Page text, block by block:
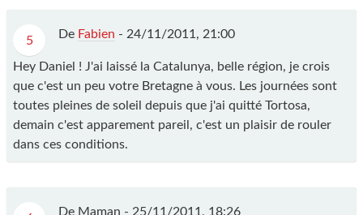
5 De Fabien - 24/11/2011, 21:00
Hey Daniel ! J'ai laissé la Catalunya, belle région, je crois
que c'est un peu votre Bretagne à vous. Les journées sont
toutes pleines de soleil depuis que j'ai quitté Tortosa,
demain c'est apparement pareil, c'est un plaisir de rouler
dans ces conditions.
De Maman - 25/11/2011, 18:26